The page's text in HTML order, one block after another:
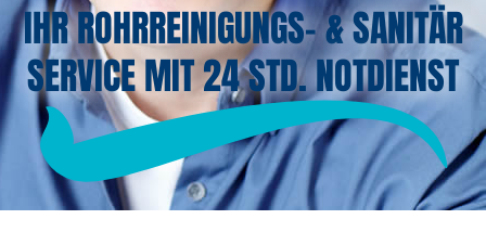
IHR ROHRREINIGUNGS- & SANITÄR
SERVICE MIT 24 STD. NOTDIENST